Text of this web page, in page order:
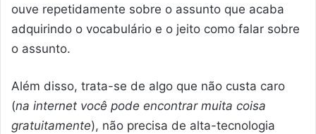
ouve repetidamente sobre o assunto que acaba
adquirindo o vocabulário e o jeito como falar sobre
o assunto.
Além disso, trata-se de algo que não custa caro
(na internet você pode encontrar muita coisa
gratuitamente), não precisa de alta-tecnologia